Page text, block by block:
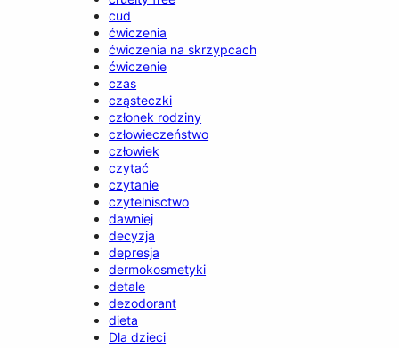
cud
ćwiczenia
ćwiczenia na skrzypcach
ćwiczenie
czas
cząsteczki
członek rodziny
człowieczeństwo
człowiek
czytać
czytanie
czytelnisctwo
dawniej
decyzja
depresja
dermokosmetyki
detale
dezodorant
dieta
Dla dzieci